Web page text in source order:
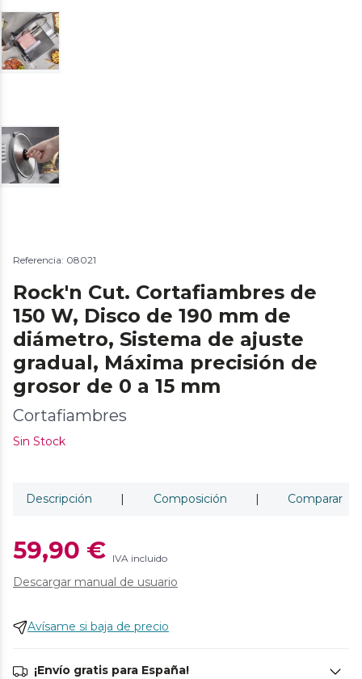
Referencia: 08021
Rock'n Cut. Cortafiambres de
150 W, Disco de 190 mm de
diámetro, Sistema de ajuste
gradual, Máxima precisión de
grosor de 0 a 15 mm
Cortafiambres
Sin Stock
Descripción | Composición | Comparar
59,90 € IVA incluido
Descargar manual de usuario
Avísame si baja de precio
¡Envío gratis para España!